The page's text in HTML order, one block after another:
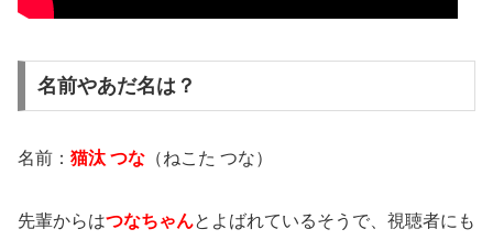
名前やあだ名は？
名前： 猫汰 つな （ねこた つな）
先輩からはつなちゃんとよばれているそうで、 視聴者にも